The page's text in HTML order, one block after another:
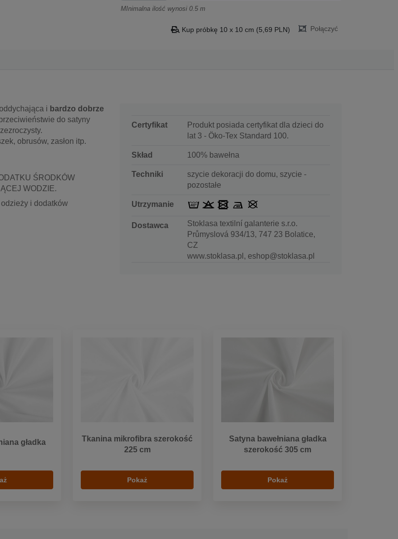
MInimalna ilość wynosi 0.5 m
Kup próbkę 10 x 10 cm (5,69 PLN) Połączyć
i bardzo dobrze
do satyny
obrusów, zasłon itp.
ŚRODKÓW
WODZIE.
i dodatków
Certyfikat
Produkt posiada certyfikat dla dzieci do
lat 3 - Öko-Tex Standard 100.
Skład 100% bawełna
Techniki
szycie dekoracji do domu, szycie -
pozostałe
Utrzymanie
Dostawca
Stoklasa textilní galanterie s.r.o.
Průmyslová 934/13, 747 23 Bolatice,
CZ
www.stoklasa.pl, eshop@stoklasa.pl
gładka
Tkanina mikrofibra szerokość
225 cm
Pokaż
Satyna bawełniana gładka
szerokość 305 cm
Pokaż